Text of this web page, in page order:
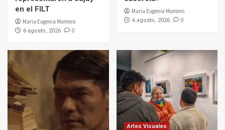
en el FILT
Maria Eugenia Montero
6 agosto, 2026 0
Maria Eugenia Montero
6 agosto, 2026 0
Artes Visuales